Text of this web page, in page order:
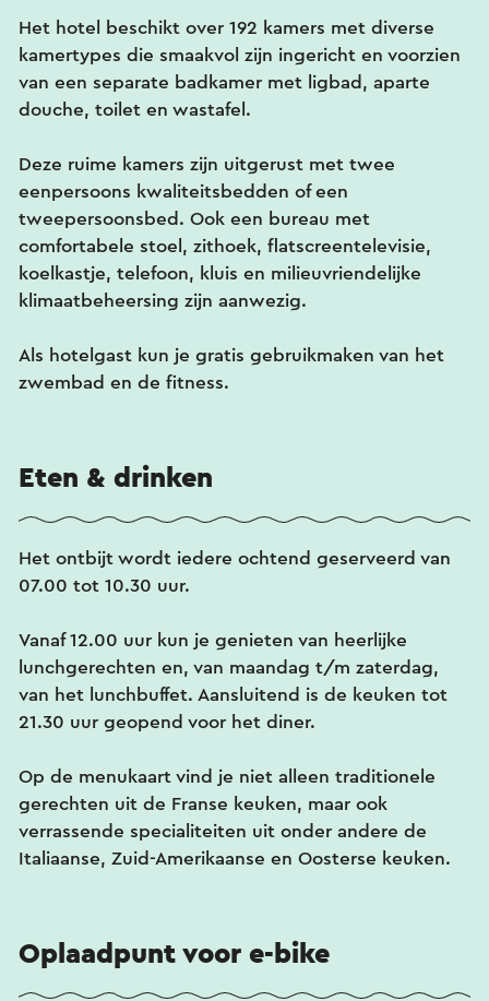
Het hotel beschikt over 192 kamers met diverse
kamertypes die smaakvol zijn ingericht en voorzien
van een separate badkamer met ligbad, aparte
douche, toilet en wastafel.
Deze ruime kamers zijn uitgerust met twee
eenpersoons kwaliteitsbedden of een
tweepersoonsbed. Ook een bureau met
comfortabele stoel, zithoek, flatscreentelevisie,
koelkastje, telefoon, kluis en milieuvriendelijke
klimaatbeheersing zijn aanwezig.
Als hotelgast kun je gratis gebruikmaken van het
zwembad en de fitness.
Eten & drinken
Het ontbijt wordt iedere ochtend geserveerd van
07.00 tot 10.30 uur.
Vanaf 12.00 uur kun je genieten van heerlijke
lunchgerechten en, van maandag t/m zaterdag,
van het lunchbuffet. Aansluitend is de keuken tot
21.30 uur geopend voor het diner.
Op de menukaart vind je niet alleen traditionele
gerechten uit de Franse keuken, maar ook
verrassende specialiteiten uit onder andere de
Italiaanse, Zuid-Amerikaanse en Oosterse keuken.
Oplaadpunt voor e-bike